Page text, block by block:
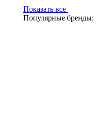
Показать все
Популярные бренды: